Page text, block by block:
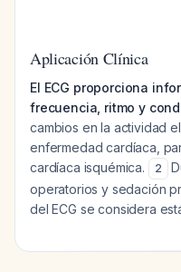
Aplicación Clínica
El ECG proporciona
frecuencia, ritmo y
cambios en la actividad
enfermedad cardíaca,
cardíaca isquémica.
2
operatorios y sedación
del ECG se considera